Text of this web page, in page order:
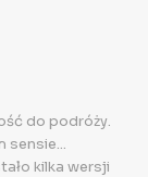
do podróży.
sensie...
kilka wersji